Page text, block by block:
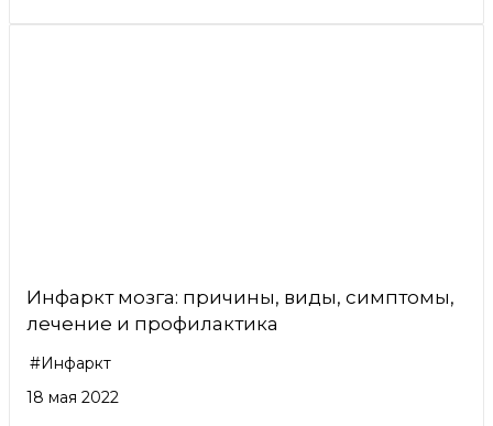
Инфаркт мозга: причины, виды, симптомы,
лечение и профилактика
#Инфаркт
18 мая 2022